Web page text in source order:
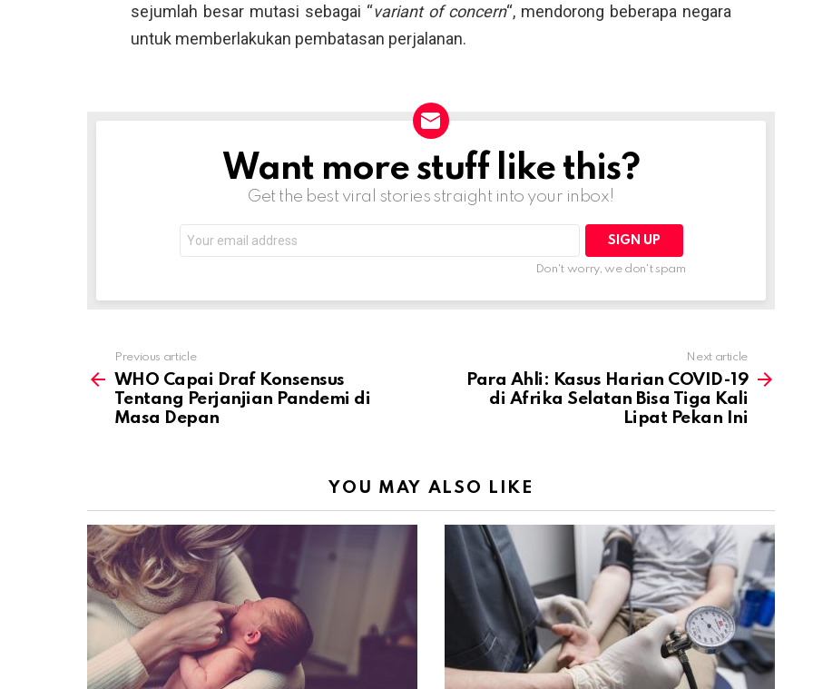
sejumlah besar mutasi sebagai “variant of concern“, mendorong beberapa negara
untuk memberlakukan pembatasan perjalanan.
NEWSLETTERWant more stuff like this?
Get the best viral stories straight into your inbox!
address:
Don't worry, we don't spam
more
Previous article
WHO Capai Draf Konsensus
Tentang Perjanjian Pandemi di
Masa Depan
Next article
Para Ahli: Kasus Harian COVID-19
di Afrika Selatan Bisa Tiga Kali
Lipat Pekan Ini
YOU MAY ALSO LIKE